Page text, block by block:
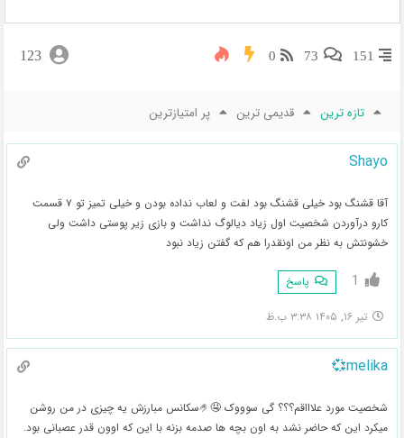
151
73
0
123
تازه ترین قدیمی ترین پر امتیازترین
Shayo
آقا قشنگ بود خیلی قشنگ بود لفت و لعاب نداده بودن و خیلی تمیز تو ۷ قسمت
کارو درآوردن شخصیت اول زیاد دیالوگ نداشت و بازی زیر پوستی داشت ولی
خشونتش به نظر من اونقدرا هم که گفتن زیاد نبود
1 پاسخ
تیر ۱۶, ۱۴۰۵ ۳:۳۸ ب.ظ
melika💞
شخصیت مورد علاااقم؟؟؟ گی سوووک 🤤🤌سکانس مبارزش یه چیزی در من روشن
میکرد این که حاضر نشد به اون بچه ها صدمه بزنه با این که اوون قدر عصبانی بود.